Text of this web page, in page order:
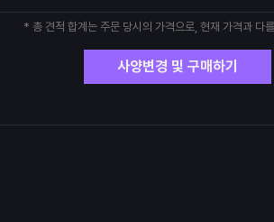
* 총 견적 합계는 주문 당시의 가격으로, 현재 가격과 다
사양변경 및 구매하기